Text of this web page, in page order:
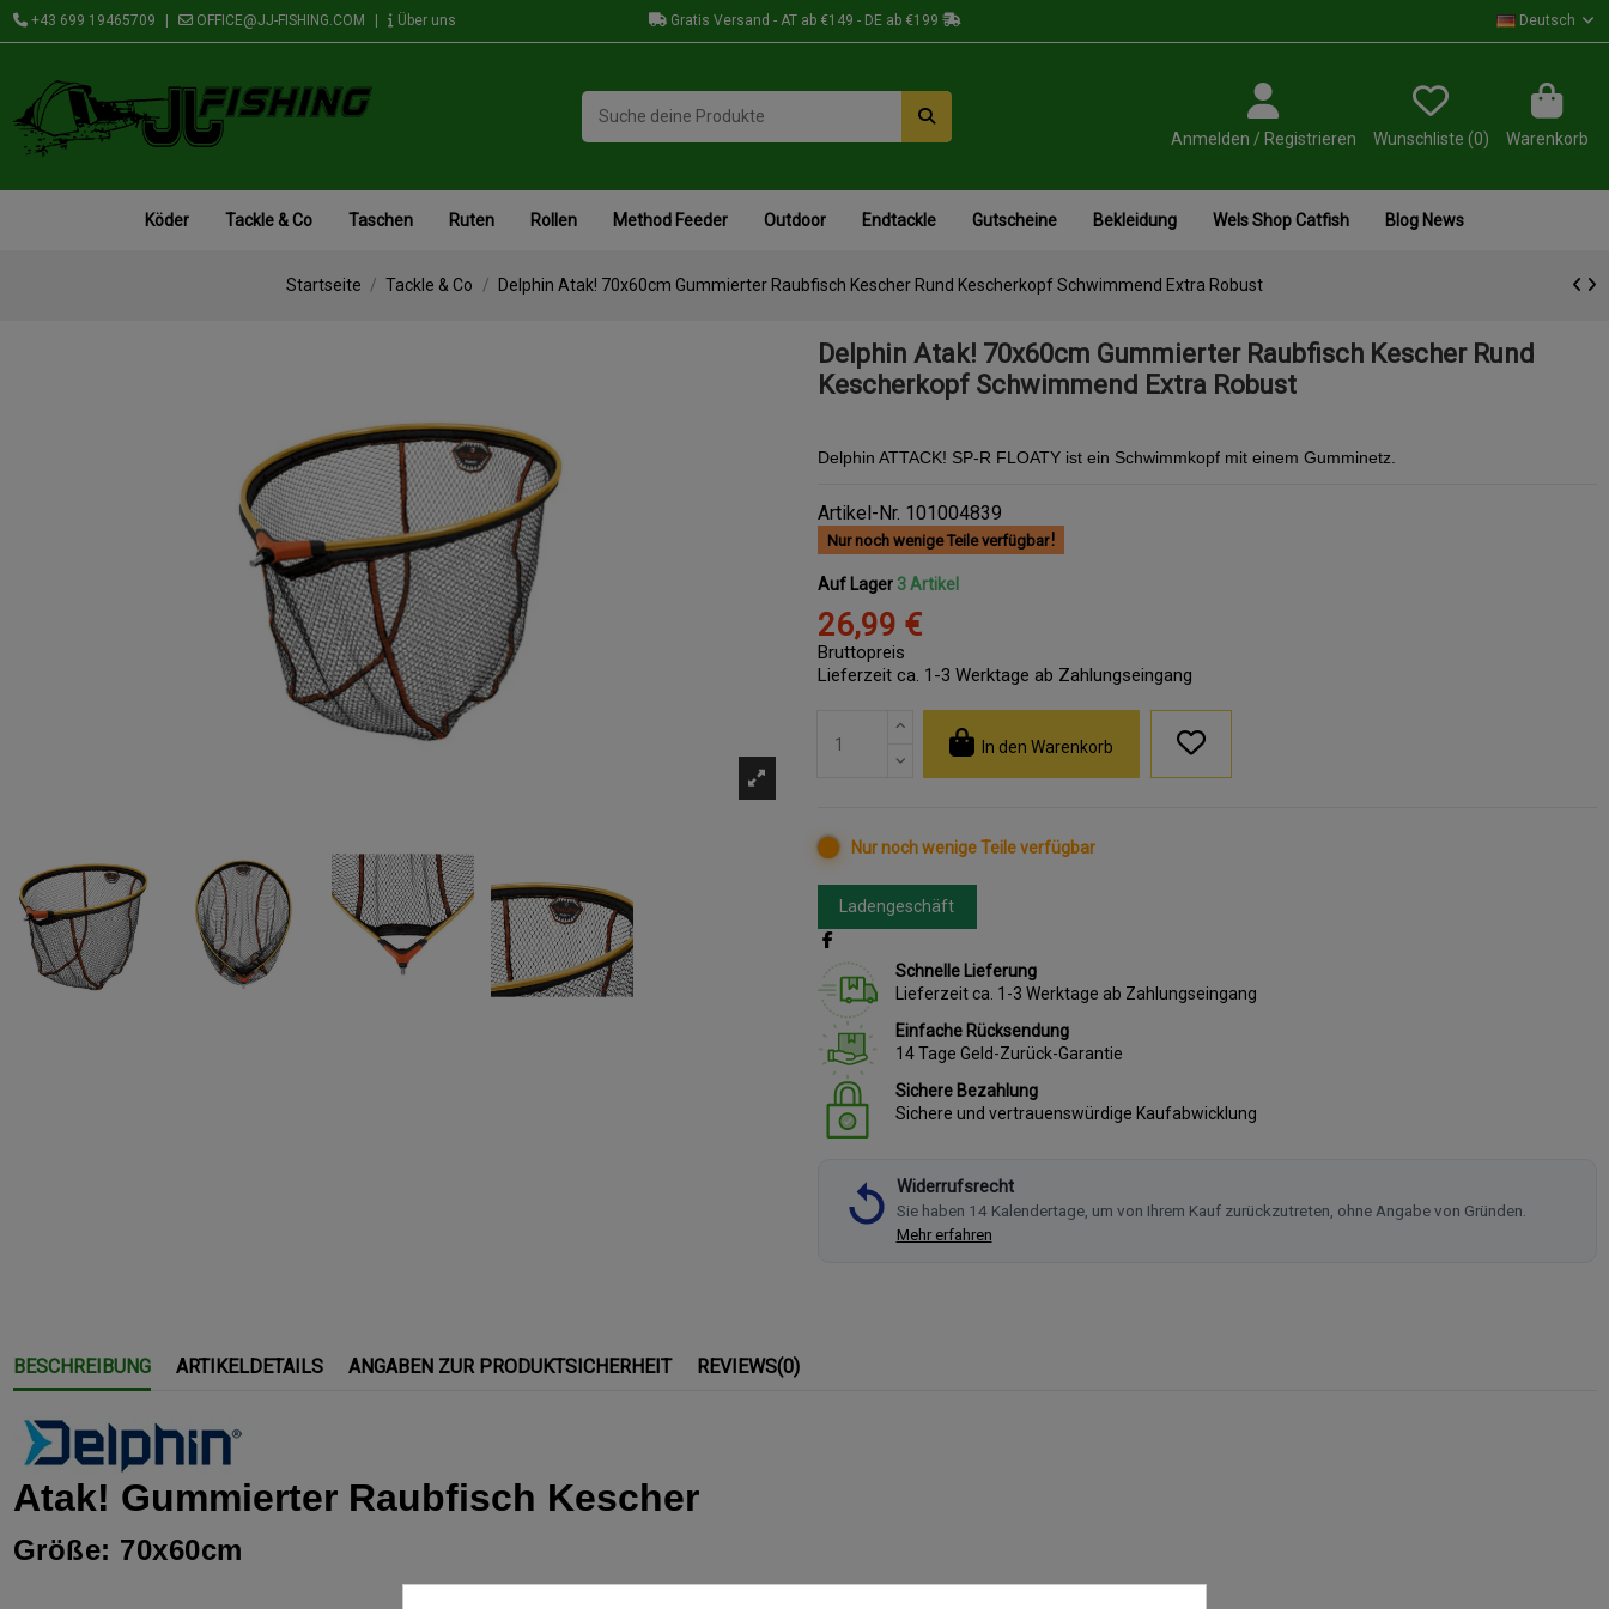
+43 699 19465709 OFFICE@JJ-FISHING.COM Über uns Gratis Versand - AT ab €149 - DE ab €199 Deutsch
Anmelden / Registrieren Wunschliste (0) Warenkorb
Köder Tackle & Co Taschen Ruten Rollen Method Feeder Outdoor Endtackle Gutscheine Bekleidung Wels Shop Catfish Blog News
Startseite Tackle & Co Delphin Atak! 70x60cm Gummierter Raubfisch Kescher Rund Kescherkopf Schwimmend Extra Robust
Delphin Atak! 70x60cm Gummierter Raubfisch Kescher Rund
Kescherkopf Schwimmend Extra Robust
Delphin ATTACK! SP-R FLOATY ist ein Schwimmkopf mit einem Gumminetz.
Artikel-Nr. 101004839
Nur noch wenige Teile verfügbar
Auf Lager 3 Artikel
26,99 €
Bruttopreis
Lieferzeit ca. 1-3 Werktage ab Zahlungseingang
In den Warenkorb
Nur noch wenige Teile verfügbar
Ladengeschäft
Schnelle Lieferung
Lieferzeit ca. 1-3 Werktage ab Zahlungseingang
Einfache Rücksendung
14 Tage Geld-Zurück-Garantie
Sichere Bezahlung
Sichere und vertrauenswürdige Kaufabwicklung
Widerrufsrecht
Sie haben 14 Kalendertage, um von Ihrem Kauf zurückzutreten, ohne Angabe von Gründen.
Mehr erfahren
BESCHREIBUNG ARTIKELDETAILS ANGABEN ZUR PRODUKTSICHERHEIT REVIEWS(0)
Atak! Gummierter Raubfisch Kescher
Größe: 70x60cm